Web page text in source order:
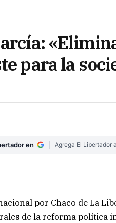
para la
en Agrega El Libertador
por Chaco de La
de la reforma política